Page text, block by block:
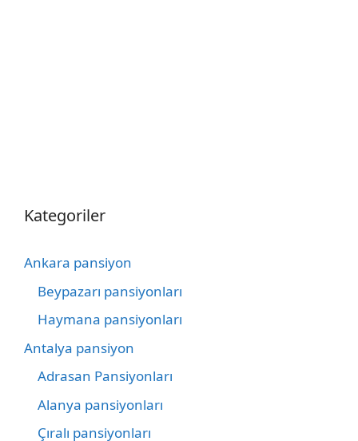
Kategoriler
Ankara pansiyon
Beypazarı pansiyonları
Haymana pansiyonları
Antalya pansiyon
Adrasan Pansiyonları
Alanya pansiyonları
Çıralı pansiyonları